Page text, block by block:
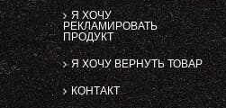
Я ХОЧУ
РЕКЛАМИРОВАТЬ
ПРОДУКТ
Я ХОЧУ ВЕРНУТЬ ТОВАР
КОНТАКТ